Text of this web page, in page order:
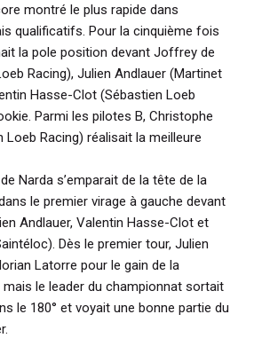
montré le plus rapide dans
qualificatifs. Pour la cinquième fois
la pole position devant Joffrey de
Racing), Julien Andlauer (Martinet
Hasse-Clot (Sébastien Loeb
Parmi les pilotes B, Christophe
Loeb Racing) réalisait la meilleure
Narda s’emparait de la tête de la
le premier virage à gauche devant
Andlauer, Valentin Hasse-Clot et
Dès le premier tour, Julien
Latorre pour le gain de la
le leader du championnat sortait
le 180° et voyait une bonne partie du